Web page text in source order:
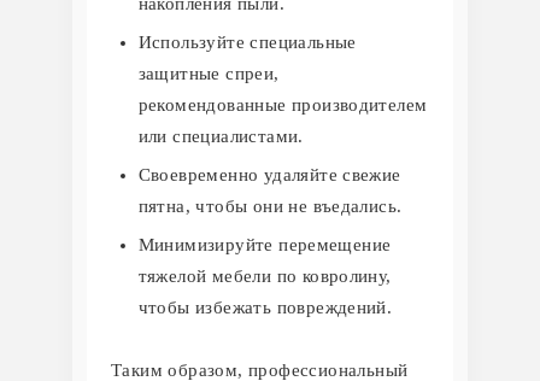
накопления пыли.
Используйте специальные
защитные спреи,
рекомендованные производителем
или специалистами.
Своевременно удаляйте свежие
пятна, чтобы они не въедались.
Минимизируйте перемещение
тяжелой мебели по ковролину,
чтобы избежать повреждений.
Таким образом, профессиональный